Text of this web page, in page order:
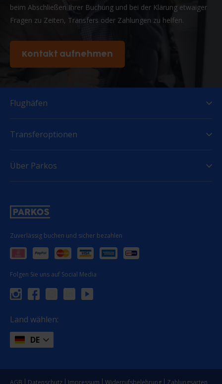
beim Abschließen Ihrer Buchung und bei der Klärung etwaiger
Fragen zu Zeiten, Transfers oder Zahlungen zu helfen.
Kontakt aufnehmen
Zuverlässig buchen und sicher bezahlen
Folgen Sie uns auf Social Media
Land wählen:
DE
Flughäfen
Transferoptionen
Über Parkos